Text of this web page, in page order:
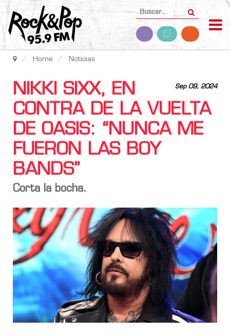
Home Noticias
Sep 09, 2024
NIKKI SIXX, EN
CONTRA DE LA VUELTA
DE OASIS: “NUNCA ME
FUERON LAS BOY
BANDS”
Corta la bocha.